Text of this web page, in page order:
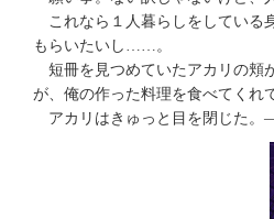
これなら１人暮らしをしている
もらいたいし……。
短冊を見つめていたアカリの頬
が、俺の作った料理を食べてくれ
アカリはきゅっと目を閉じた。